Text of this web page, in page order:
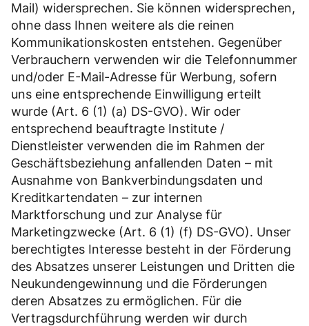
Mail) widersprechen. Sie können widersprechen,
ohne dass Ihnen weitere als die reinen
Kommunikationskosten entstehen. Gegenüber
Verbrauchern verwenden wir die Telefonnummer
und/oder E-Mail-Adresse für Werbung, sofern
uns eine entsprechende Einwilligung erteilt
wurde (Art. 6 (1) (a) DS-GVO). Wir oder
entsprechend beauftragte Institute /
Dienstleister verwenden die im Rahmen der
Geschäftsbeziehung anfallenden Daten – mit
Ausnahme von Bankverbindungsdaten und
Kreditkartendaten – zur internen
Marktforschung und zur Analyse für
Marketingzwecke (Art. 6 (1) (f) DS-GVO). Unser
berechtigtes Interesse besteht in der Förderung
des Absatzes unserer Leistungen und Dritten die
Neukundengewinnung und die Förderungen
deren Absatzes zu ermöglichen. Für die
Vertragsdurchführung werden wir durch